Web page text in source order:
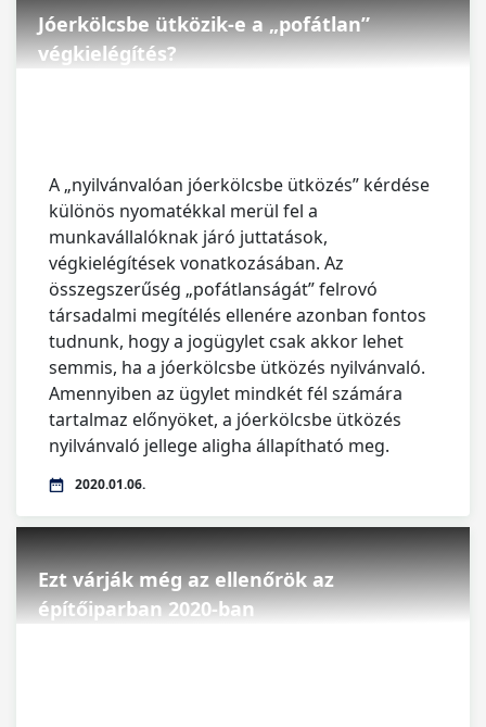
Jóerkölcsbe ütközik-e a „pofátlan”
végkielégítés?
A „nyilvánvalóan jóerkölcsbe ütközés” kérdése
különös nyomatékkal merül fel a
munkavállalóknak járó juttatások,
végkielégítések vonatkozásában. Az
összegszerűség „pofátlanságát” felrovó
társadalmi megítélés ellenére azonban fontos
tudnunk, hogy a jogügylet csak akkor lehet
semmis, ha a jóerkölcsbe ütközés nyilvánvaló.
Amennyiben az ügylet mindkét fél számára
tartalmaz előnyöket, a jóerkölcsbe ütközés
nyilvánvaló jellege aligha állapítható meg.
2020.01.06.
Ezt várják még az ellenőrök az
építőiparban 2020-ban